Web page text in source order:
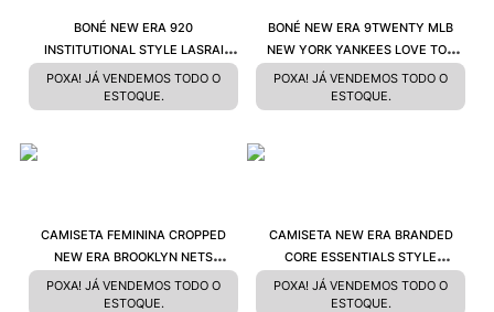
BONÉ NEW ERA 920
INSTITUTIONAL STYLE LASRAI
NFI25BON008
POXA! JÁ VENDEMOS TODO O
ESTOQUE.
BONÉ NEW ERA 9TWENTY MLB
NEW YORK YANKEES LOVE TOO
MBI25BON035
POXA! JÁ VENDEMOS TODO O
ESTOQUE.
CAMISETA FEMININA CROPPED
NEW ERA BROOKLYN NETS
NBV24TSH071
POXA! JÁ VENDEMOS TODO O
ESTOQUE.
CAMISETA NEW ERA BRANDED
CORE ESSENTIALS STYLE
NEV25TSH029
POXA! JÁ VENDEMOS TODO O
ESTOQUE.